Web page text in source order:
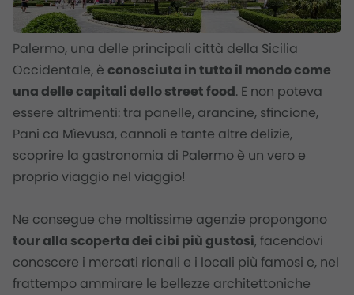
Palermo, una delle principali città della Sicilia
Occidentale, è conosciuta in tutto il mondo come
una delle capitali dello street food. E non poteva
essere altrimenti: tra panelle, arancine, sfincione,
Pani ca Mìevusa, cannoli e tante altre delizie,
scoprire la gastronomia di Palermo è un vero e
proprio viaggio nel viaggio!
Ne consegue che moltissime agenzie propongono
tour alla scoperta dei cibi più gustosi, facendovi
conoscere i mercati rionali e i locali più famosi e, nel
frattempo ammirare le bellezze architettoniche